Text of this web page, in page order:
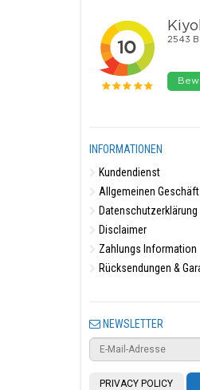
INFORMATIONEN
Kundendienst
Allgemeinen
Datenschutzerklärung
Disclaimer
Zahlungs Information
Rücksendungen &
NEWSLETTER
PRIVACY POLICY